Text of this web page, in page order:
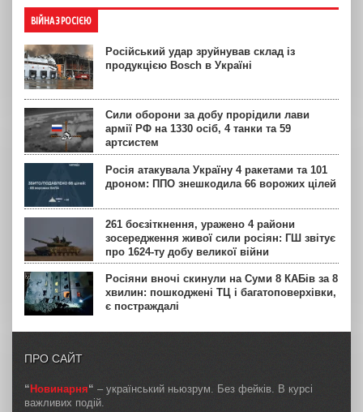
ВІЙНА З РОСІЄЮ
Російський удар зруйнував склад із
продукцією Bosch в Україні
Сили оборони за добу прорідили лави
армії РФ на 1330 осіб, 4 танки та 59
артсистем
Росія атакувала Україну 4 ракетами та 101
дроном: ППО знешкодила 66 ворожих цілей
261 боєзіткнення, уражено 4 райони
зосередження живої сили росіян: ГШ звітує
про 1624-ту добу великої війни
Росіяни вночі скинули на Суми 8 КАБів за 8
хвилин: пошкоджені ТЦ і багатоповерхівки,
є постраждалі
ПРО САЙТ
“ Новинарня“ – український ньюзрум. Без фейків. В курсі
важливих подій.